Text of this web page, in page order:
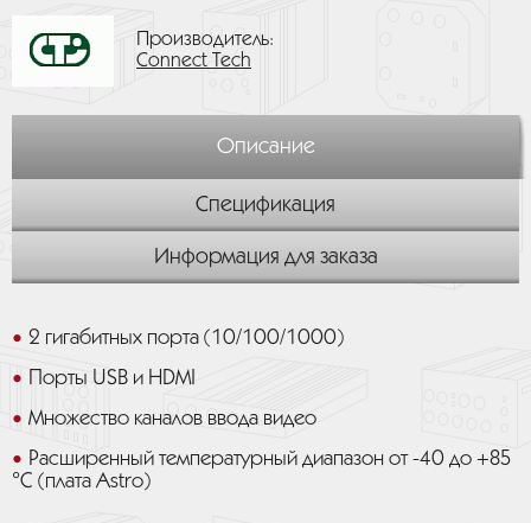
Производитель:
Connect Tech
Описание
Спецификация
Информация для заказа
2 гигабитных порта (10/100/1000)
Порты USB и HDMI
Множество каналов ввода видео
Расширенный температурный диапазон от -40 до +85
°C (плата Astro)